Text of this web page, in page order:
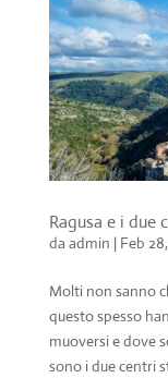
Ragusa e i due
da admin | Feb
Molti non sanno
questo spesso
muoversi e dove
sono i due centri